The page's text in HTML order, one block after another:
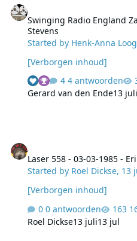
Swinging Radio England
Stevens
Started by Henk-Anna Loog
[Verborgen inhoud]
4 antwoorden
Gerard van den Ende13 juli
Laser 558 - 03-03-1985 -
Started by Roel Dickse, 13
[Verborgen inhoud]
0 antwoorden
Roel Dickse13 juli13 jul